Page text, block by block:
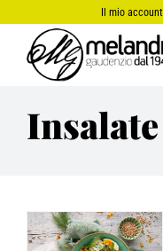
al
contenuto
Il mio account
Insalate